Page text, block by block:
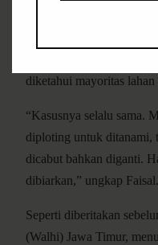
diketahui mayoritas
“Kasusnya selalu sama.
diploting untuk ditanami,
dicabut bahkan diganti.
dibiarkan,” ungkap Faisal.
Seperti diberitakan
(Walhi) Jawa Timur,